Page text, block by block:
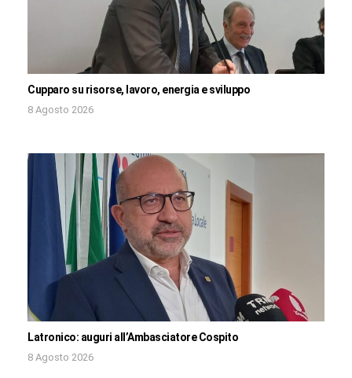
Cupparo su risorse, lavoro, energia e sviluppo
8 Agosto 2026
Latronico: auguri all’Ambasciatore Cospito
8 Agosto 2026